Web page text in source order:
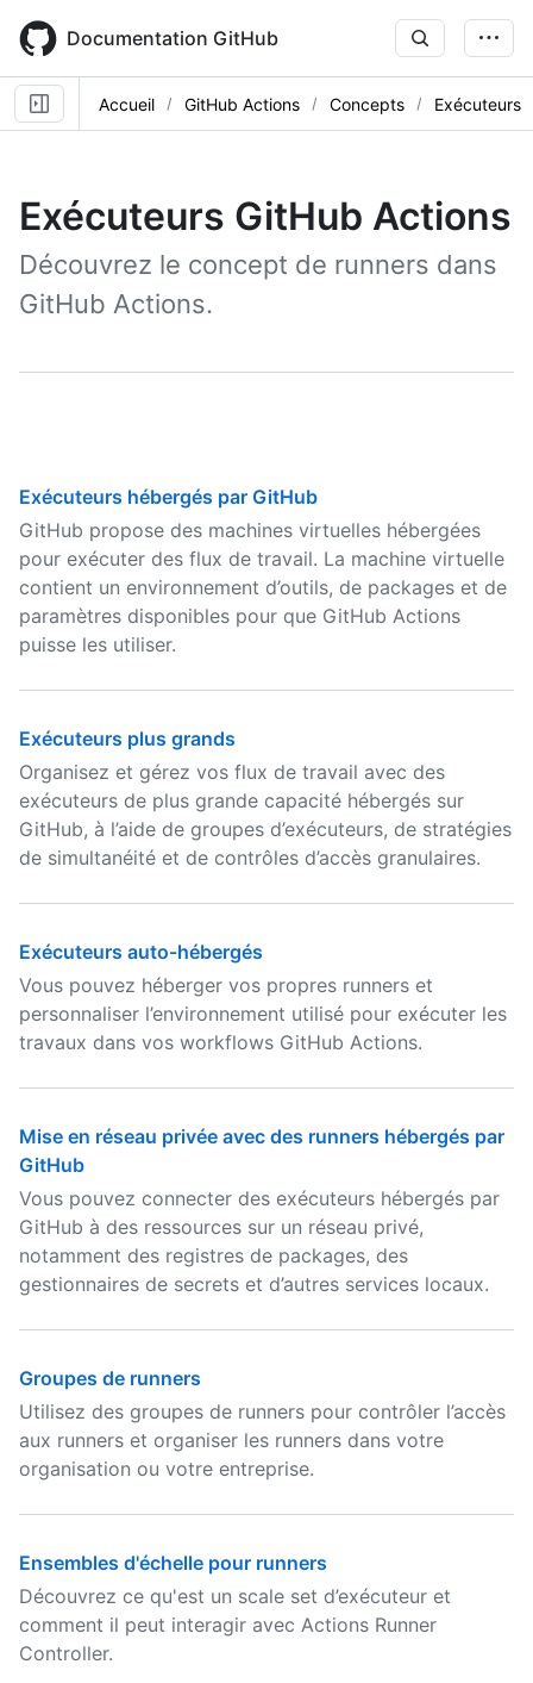
main
content
Documentation GitHub
Accueil GitHub Actions Concepts Exécuteurs
Exécuteurs GitHub Actions
Découvrez le concept de runners dans
GitHub Actions.
Exécuteurs hébergés par GitHub
GitHub propose des machines virtuelles hébergées
pour exécuter des flux de travail. La machine virtuelle
contient un environnement d’outils, de packages et de
paramètres disponibles pour que GitHub Actions
puisse les utiliser.
Exécuteurs plus grands
Organisez et gérez vos flux de travail avec des
exécuteurs de plus grande capacité hébergés sur
GitHub, à l’aide de groupes d’exécuteurs, de stratégies
de simultanéité et de contrôles d’accès granulaires.
Exécuteurs auto-hébergés
Vous pouvez héberger vos propres runners et
personnaliser l’environnement utilisé pour exécuter les
travaux dans vos workflows GitHub Actions.
Mise en réseau privée avec des runners hébergés par
GitHub
Vous pouvez connecter des exécuteurs hébergés par
GitHub à des ressources sur un réseau privé,
notamment des registres de packages, des
gestionnaires de secrets et d’autres services locaux.
Groupes de runners
Utilisez des groupes de runners pour contrôler l’accès
aux runners et organiser les runners dans votre
organisation ou votre entreprise.
Ensembles d'échelle pour runners
Découvrez ce qu'est un scale set d’exécuteur et
comment il peut interagir avec Actions Runner
Controller.